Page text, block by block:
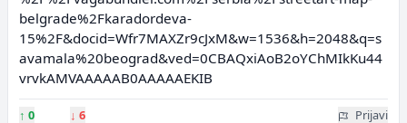
belgrade%2Fkaradordeva-
15%2F&docid=Wfr7MAXZr9cJxM&w=1536&h=2048&q=s
avamala%20beograd&ved=0CBAQxiAoB2oYChMIkKu44
vrvkAMVAAAAAB0AAAAAEKIB
↑ 0 ↓ 6 Prijavi